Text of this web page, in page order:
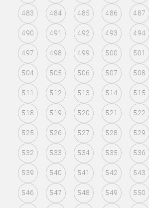
483 484 485 486 487
490 491 492 493 494
497 498 499 500 501
504 505 506 507 508
511 512 513 514 515
518 519 520 521 522
525 526 527 528 529
532 533 534 535 536
539 540 541 542 543
546 547 548 549 550